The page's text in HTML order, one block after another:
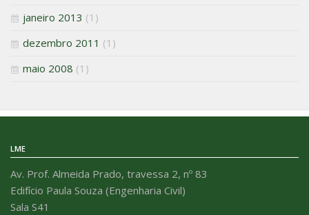
janeiro 2013 (1)
dezembro 2011 (1)
maio 2008 (1)
LME
Av. Prof. Almeida Prado, travessa 2, nº 83
Edifício Paula Souza (Engenharia Civil)
Sala S41